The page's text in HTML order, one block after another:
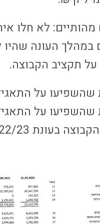
מהותיים: לא חלו
במהלך העונה
תקציב הקבוצה.
שהשפיעו על
שהשפיעו על
בעונת 22/23.